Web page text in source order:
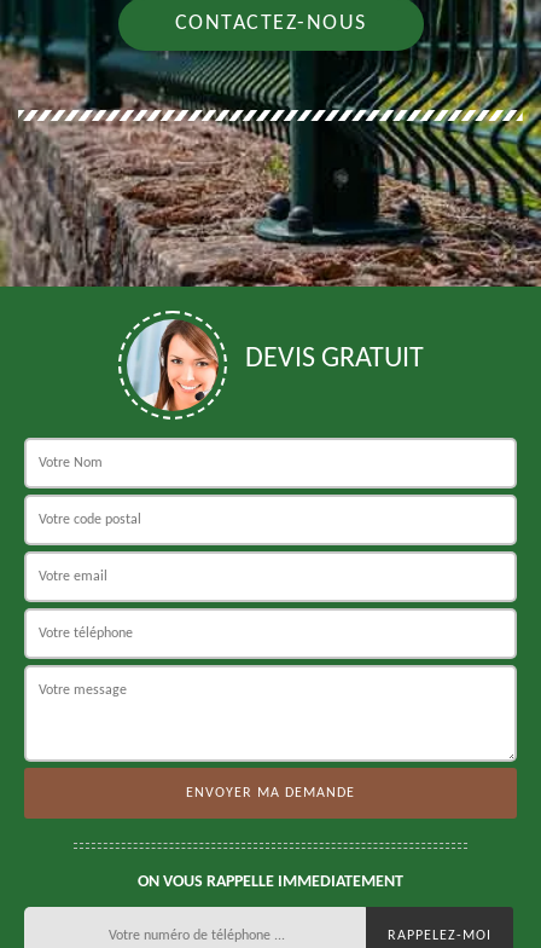
CONTACTEZ-NOUS
DEVIS GRATUIT
ON VOUS RAPPELLE IMMEDIATEMENT